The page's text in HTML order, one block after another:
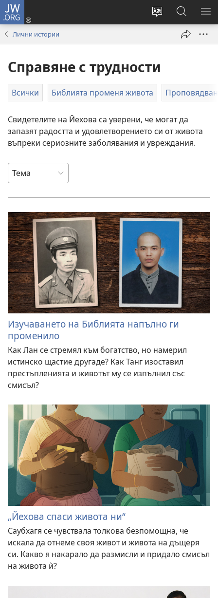
JW.ORG
Смени
Влез
(отваря
прозорец)
Търсене
в
JW.ORG
Лични истории
Справяне с трудности
Всички Библията променя живота
Свидетелите на Йехова са уверени, че могат да
запазят радостта и удовлетворението си от живота
въпреки сериозните заболявания и увреждания.
Изучаването на Библията напълно ги
променило
Как Лан се стремял към богатство, но намерил
истинско щастие другаде? Как Танг изоставил
престъпленията и животът му се изпълнил със
смисъл?
„Йехова спаси живота ни“
Саубхагя се чувствала толкова безпомощна, че
искала да отнеме своя живот и живота на дъщеря
си. Какво я накарало да размисли и придало смисъл
на живота ѝ?